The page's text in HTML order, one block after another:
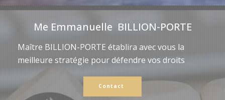
Me Emmanuelle BILLION-PORTE
Maître BILLION-PORTE établira avec vous la
meilleure stratégie pour défendre vos droits
Contact